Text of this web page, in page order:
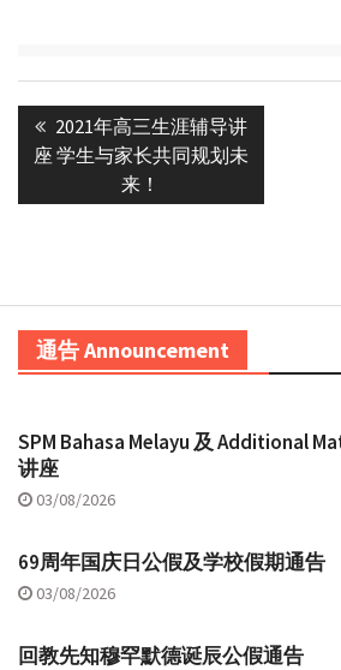
navigation
Previous
post:
2021年高三生涯辅导讲
座 学生与家长共同规划未
来！
通告 Announcement
SPM Bahasa Melayu 及 Additional
讲座
03/08/2026
69周年国庆日公假及学校假期通告
03/08/2026
回教先知穆罕默德诞辰公假通告